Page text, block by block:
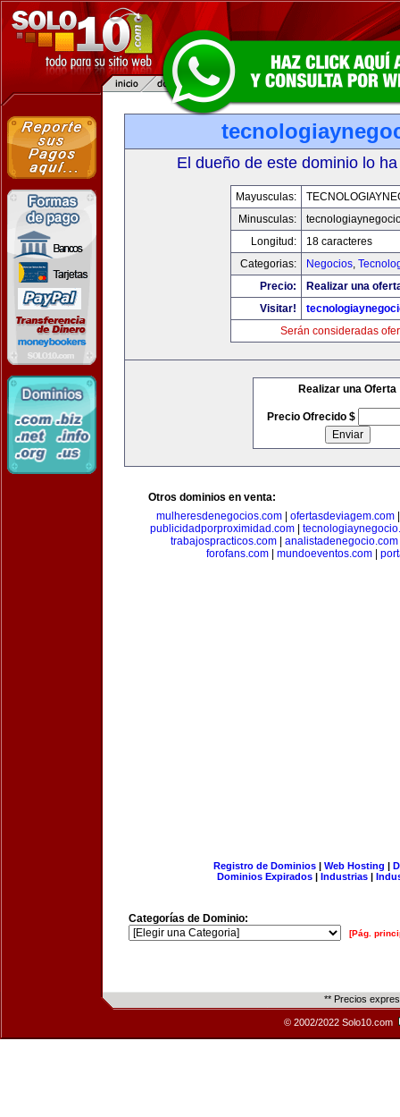
El dueño de este dominio lo
Mayusculas:
Minusculas:
Longitud:
18 caracteres
Categorias:
Negocios,
Precio:
Realizar una
Visitar!
Serán consideradas
Realizar una Oferta
Precio Ofrecido $
Otros dominios en venta:
mulheresdenegocios.com
ofertasdeviagem.com
publicidadporproximidad.com|
trabajospracticos.com| analistadenegocio.com
forofans.com
mundoeventos.com
Registro de Dominios| Web Hosting |
Dominios Expirados | Industrias |
Categorías de Dominio:
[Pág.
** Precios
© 2002/2022 Solo10.com